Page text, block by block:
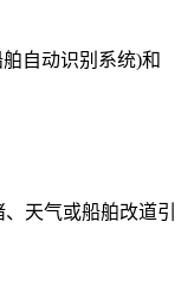
自动识别系统)和
天气或船舶改道引